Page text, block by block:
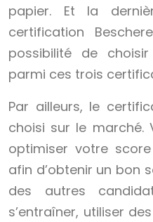
papier. Et la
certification
possibilité de
parmi ces trois
Par ailleurs, le
choisi sur le marché.
optimiser votre
afin d’obtenir un bon
des autres
s’entraîner, utiliser